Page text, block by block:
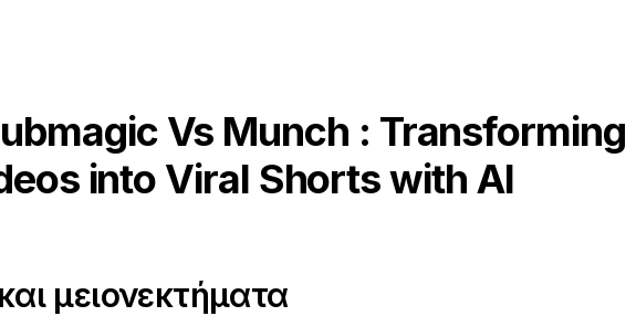
Vs Munch : Transforming
into Viral Shorts with AI
μειονεκτήματα